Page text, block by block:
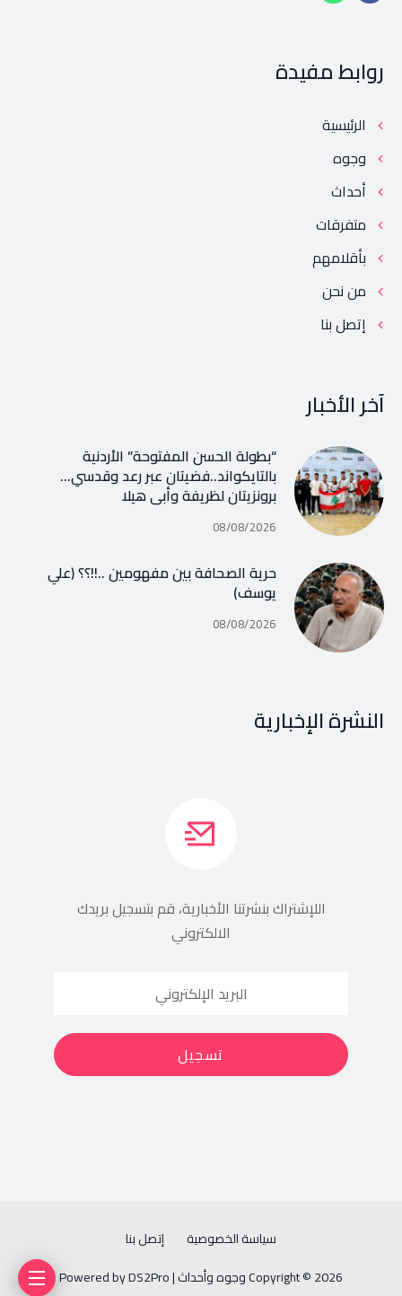
روابط مفيدة
الرئيسية
وجوه
أحداث
متفرقات
بأقلامهم
من نحن
إتصل بنا
آخر الأخبار
“بطولة الحسن المفتوحة” الأردنية
بالتايكواند..فضيتان عبر رعد وقدسي…
برونزيتان لظريفة وأبي هيلا
08/08/2026
حرية الصحافة بين مفهومين ..!!؟؟ (علي
يوسف)
08/08/2026
النشرة الإخبارية
اللإشتراك بنشرتنا الأخبارية، قم بتسجيل بريدك
الالكتروني
سياسة الخصوصية
إتصل بنا
Copyright © 2026 وجوه وأحداث | Powered by DS2Pro